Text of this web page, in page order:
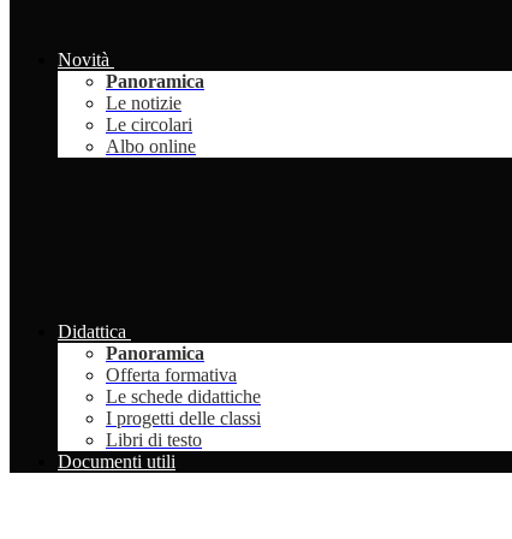
Novità
Panoramica
Le notizie
Le circolari
Albo online
Didattica
Panoramica
Offerta formativa
Le schede didattiche
I progetti delle classi
Libri di testo
Documenti utili